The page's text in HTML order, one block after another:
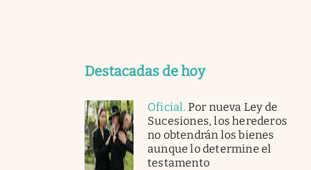
Destacadas de hoy
Oficial. Por nueva Ley de
Sucesiones, los herederos
no obtendrán los bienes
aunque lo determine el
testamento